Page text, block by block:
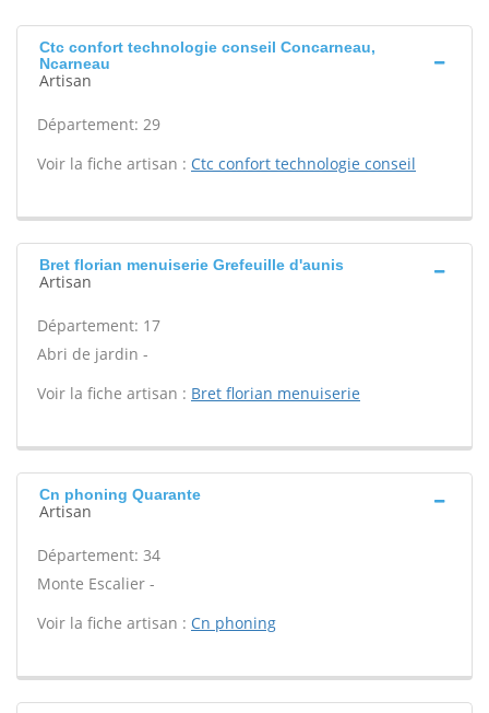
Ctc confort technologie conseil Concarneau,
Ncarneau
Artisan
Département: 29
Voir la fiche artisan : Ctc confort technologie conseil
Bret florian menuiserie Grefeuille d'aunis
Artisan
Département: 17
Abri de jardin -
Voir la fiche artisan : Bret florian menuiserie
Cn phoning Quarante
Artisan
Département: 34
Monte Escalier -
Voir la fiche artisan : Cn phoning